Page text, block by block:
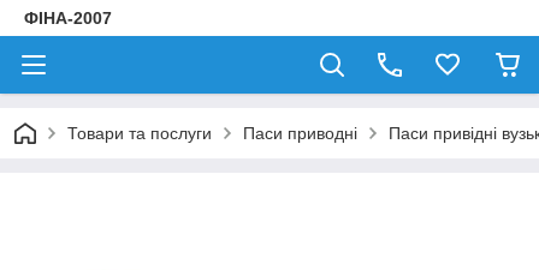
ФІНА-2007
Товари та послуги Паси приводні Паси привідні